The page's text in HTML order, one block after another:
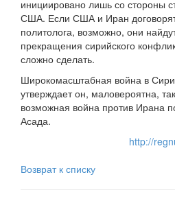
инициировано лишь со стороны
США. Если США и Иран
политолога, возможно, они
прекращения сирийского
сложно сделать.
Широкомасштабная война в
утверждает он, маловероятна,
возможная война против Ирана
Асада.
http://
Возврат к списку